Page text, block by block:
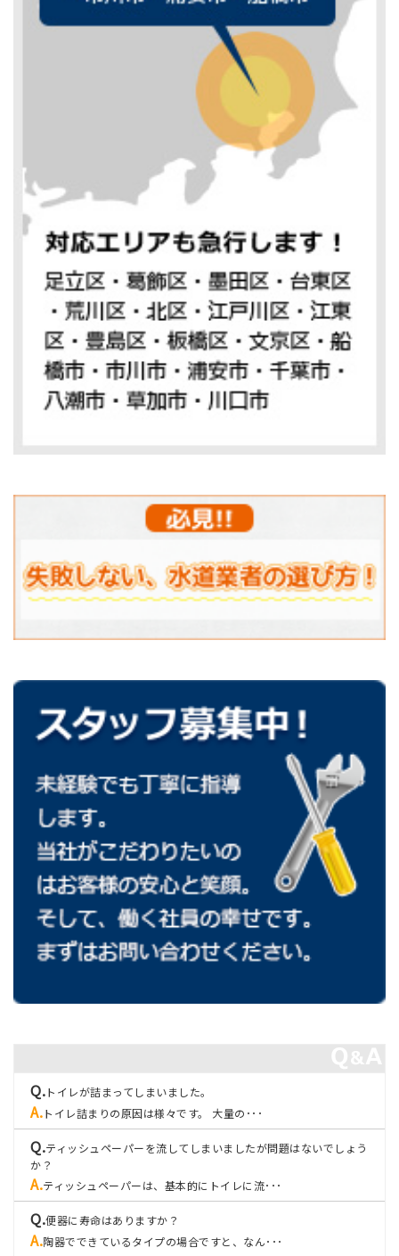
トイレが詰まってしまいました。
トイレ詰まりの原因は様々です。 大量の･･･
ティッシュペーパーを流してしまいましたが問題はないでしょう
か？
ティッシュペーパーは、基本的にトイレに流･･･
便器に寿命はありますか？
陶器でできているタイプの場合ですと、なん･･･